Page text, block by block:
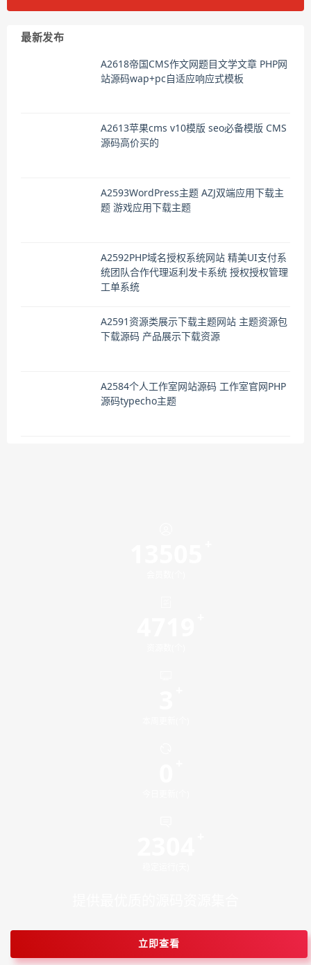
最新发布
A2618帝国CMS作文网题目文学文章 PHP网
站源码wap+pc自适应响应式模板
A2613苹果cms v10模版 seo必备模版 CMS
源码高价买的
A2593WordPress主题 AZJ双端应用下载主
题 游戏应用下载主题
A2592PHP域名授权系统网站 精美UI支付系
统团队合作代理返利发卡系统 授权授权管理
工单系统
A2591资源类展示下载主题网站 主题资源包
下载源码 产品展示下载资源
A2584个人工作室网站源码 工作室官网PHP
源码typecho主题
立即查看